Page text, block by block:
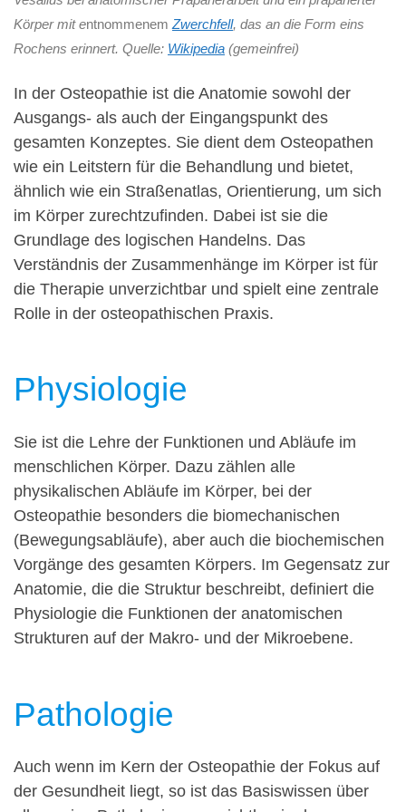
Körper mit entnommenem Zwerchfell, das an die Form eins
Rochens erinnert. Quelle: Wikipedia (gemeinfrei)
In der Osteopathie ist die Anatomie sowohl der
Ausgangs- als auch der Eingangspunkt des
gesamten Konzeptes. Sie dient dem Osteopathen
wie ein Leitstern für die Behandlung und bietet,
ähnlich wie ein Straßenatlas, Orientierung, um sich
im Körper zurechtzufinden. Dabei ist sie die
Grundlage des logischen Handelns. Das
Verständnis der Zusammenhänge im Körper ist für
die Therapie unverzichtbar und spielt eine zentrale
Rolle in der osteopathischen Praxis.
Physiologie
Sie ist die Lehre der Funktionen und Abläufe im
menschlichen Körper. Dazu zählen alle
physikalischen Abläufe im Körper, bei der
Osteopathie besonders die biomechanischen
(Bewegungsabläufe), aber auch die biochemischen
Vorgänge des gesamten Körpers. Im Gegensatz zur
Anatomie, die die Struktur beschreibt, definiert die
Physiologie die Funktionen der anatomischen
Strukturen auf der Makro- und der Mikroebene.
Pathologie
Auch wenn im Kern der Osteopathie der Fokus auf
der Gesundheit liegt, so ist das Basiswissen über